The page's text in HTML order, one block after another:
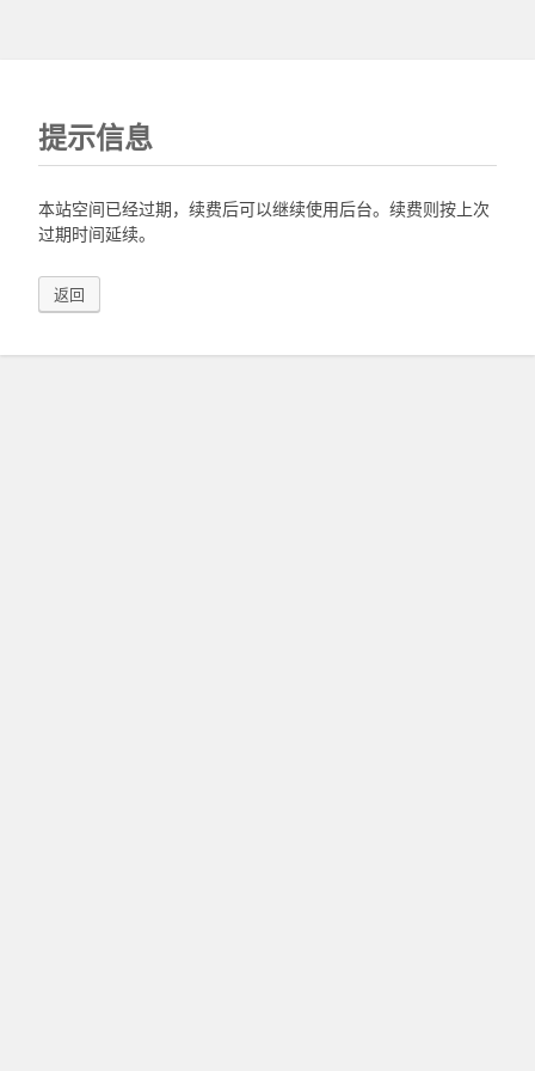
提示信息
本站空间已经过期，续费后可以继续使用后台。续费则按上次
过期时间延续。
返回